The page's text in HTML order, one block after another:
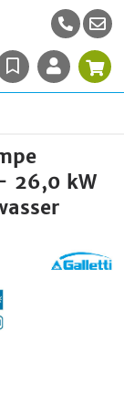
26,0 kW